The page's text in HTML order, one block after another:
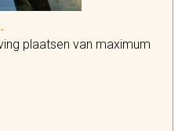
plaatsen van maximum